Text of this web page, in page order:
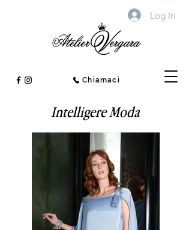
Chiamaci
Log In
Intelligere Moda